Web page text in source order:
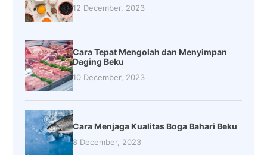
12 December, 2023
Cara Tepat Mengolah dan Menyimpan
Daging Beku
10 December, 2023
Cara Menjaga Kualitas Boga Bahari Beku
8 December, 2023